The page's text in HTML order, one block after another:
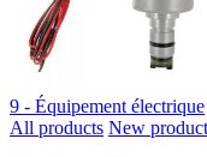
9 - Équipement électrique
All products New